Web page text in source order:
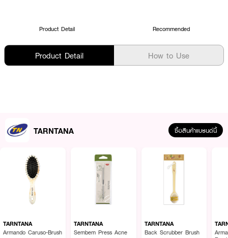
Product Detail Recommended
Product Detail How to Use
TARNTANA ซื้อสินค้าแบรนด์นี้
TARNTANA
Armando Caruso-Brush
TARNTANA
Sembem Press Acne
TARNTANA
Back Scrubber Brush